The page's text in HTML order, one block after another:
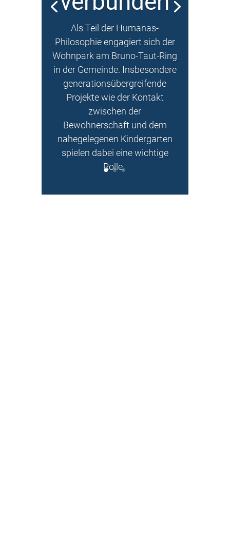
Als Teil der Humanas-
Philosophie engagiert sich der
Wohnpark am Bruno-Taut-Ring
in der Gemeinde. Insbesondere
generationsübergreifende
Projekte wie der Kontakt
zwischen der
Bewohnerschaft und dem
nahegelegenen Kindergarten
spielen dabei eine wichtige
Rolle.